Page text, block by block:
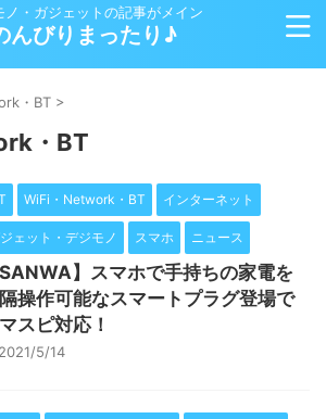
ノ・ガジェットの記事がメイン
んびりまったり♪
・BT >
・BT
WiFi・Network・BT インターネット
ェット・デジモノ スマホ ニュース
SANWA】スマホで手持ちの家電を
操作可能なスマートプラグ登場で
スピ対応！
2021/5/14